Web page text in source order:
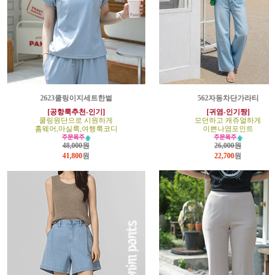
2623쿨링이지세트한벌
[공항룩추천-인기]
쿨링원단으로 시원하게
홈웨어,마실룩,여행룩코디
48,000원
41,800원
562자동차단가라티
[귀염-인기짱]
모던하고 캐쥬얼하게
이쁜나염포인트
26,000원
22,700원